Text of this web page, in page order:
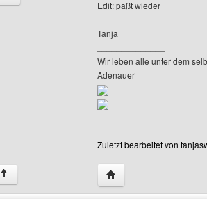
Edit: paßt wieder
Tanja
Wir leben alle unter dem
Adenauer
Zuletzt bearbeitet von
↑ Website dieses